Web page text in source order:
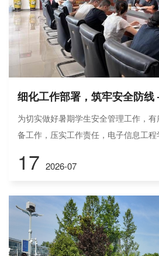
为切实做好暑期学生安全管理工作，
备工作，压实工作责任，电子信息工
员参加本次会议。会上，王利军结合学
活动增多，各类安全隐患随之增多，全
生安全管理工作。要面向全院学生开
育，重点围绕防溺水、...
17 2026-07